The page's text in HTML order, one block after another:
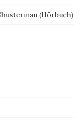
(Hörbuch)